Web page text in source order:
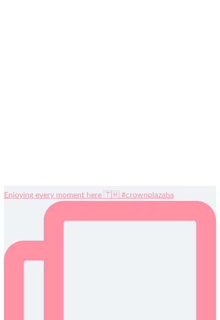
Enjoying every moment here 🇹🇭 #crownplazaba